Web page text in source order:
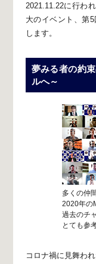
2021.11.22に行わ
大のイベント、第5
します。
夢みる者の約
ルへ～
多くの仲
2020年の
過去のチ
とても参
コロナ禍に見舞われ